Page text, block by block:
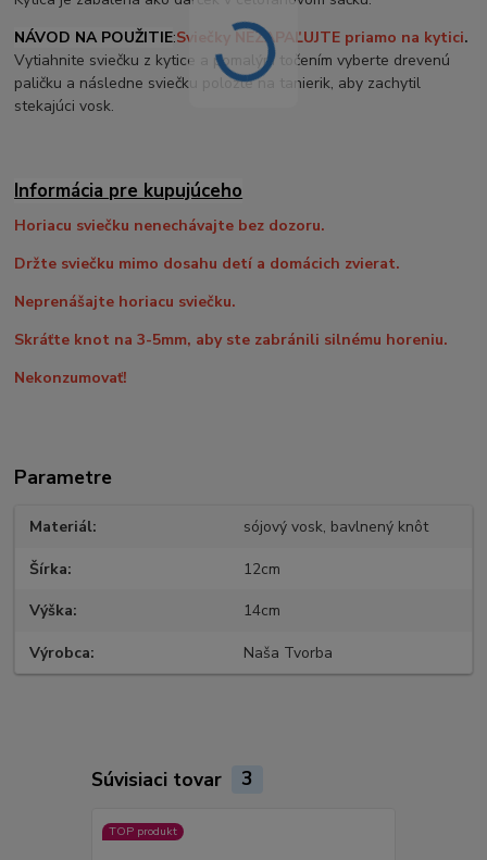
NÁVOD NA POUŽITIE:Sviečky NEZAPAĽUJTE priamo na kytici.
Vytiahnite sviečku z kytice a pomalým točením vyberte drevenú
paličku a následne sviečku položte na tanierik, aby zachytil
stekajúci vosk.
Informácia pre kupujúceho
Horiacu sviečku nenechávajte bez dozoru.
Držte sviečku mimo dosahu detí a domácich zvierat.
Neprenášajte horiacu sviečku.
Skráťte knot na 3-5mm, aby ste zabránili silnému horeniu.
Nekonzumovať!
Parametre
Materiál sójový vosk, bavlnený knôt
Šírka 12cm
Výška 14cm
Výrobca Naša Tvorba
Súvisiaci tovar 3
TOP produkt